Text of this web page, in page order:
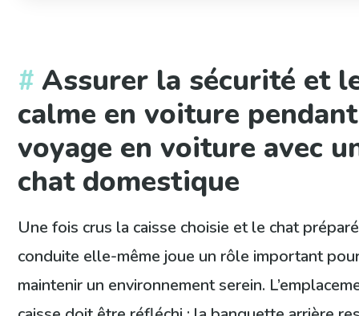
Assurer la sécurité et
calme en voiture
voyage en voiture avec
chat domestique
Une fois crus la caisse choisie et le chat
conduite elle-même joue un rôle important
maintenir un environnement serein.